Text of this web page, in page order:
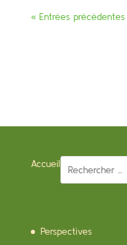
« Entrées précédentes
Accueil
Perspectives